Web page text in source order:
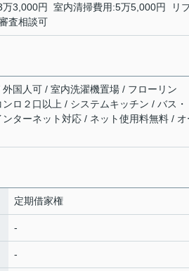
3,000円 室内清掃費用:5万5,000円 リ
査相談可
国人可 / 室内洗濯機置場 / フローリン
ロ２口以上 / システムキッチン / バス・
ターネット対応 / ネット使用料無料 / オ
定期借家権
-
-